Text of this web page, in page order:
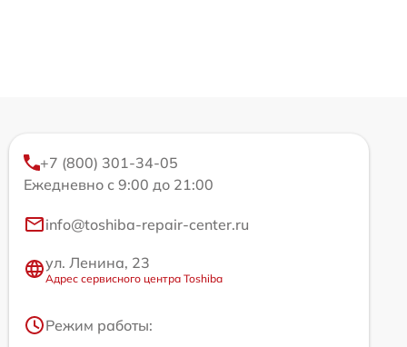
+7 (800) 301-34-05
Ежедневно с 9:00 до 21:00
info@toshiba-repair-center.ru
ул. Ленина, 23
Адрес сервисного центра Toshiba
Режим работы: